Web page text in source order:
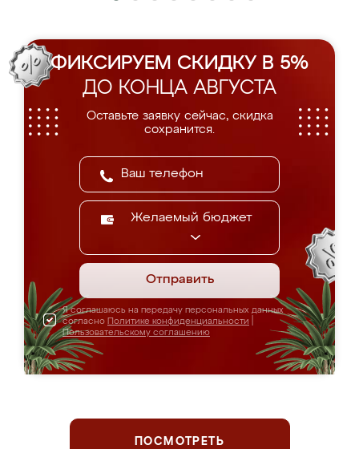
ФИКСИРУЕМ СКИДКУ В 5%
ДО КОНЦА АВГУСТА
Оставьте заявку сейчас, скидка
сохранится.
Желаемый бюджет
Отправить
Я соглашаюсь на передачу персональных данных
согласно Политике конфиденциальности
Пользовательскому соглашению
ПОСМОТРЕТЬ